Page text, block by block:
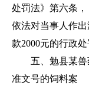
处罚法》第六条
依法对当事人作出
款2000元的行政处
五、勉县某
准文号的饲料案